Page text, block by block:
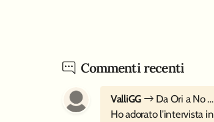
Commenti recenti
ValliGG
Da Ori a No Rest for the Wicked - Intervista a Moon Studios
Ho adorato l'intervista in